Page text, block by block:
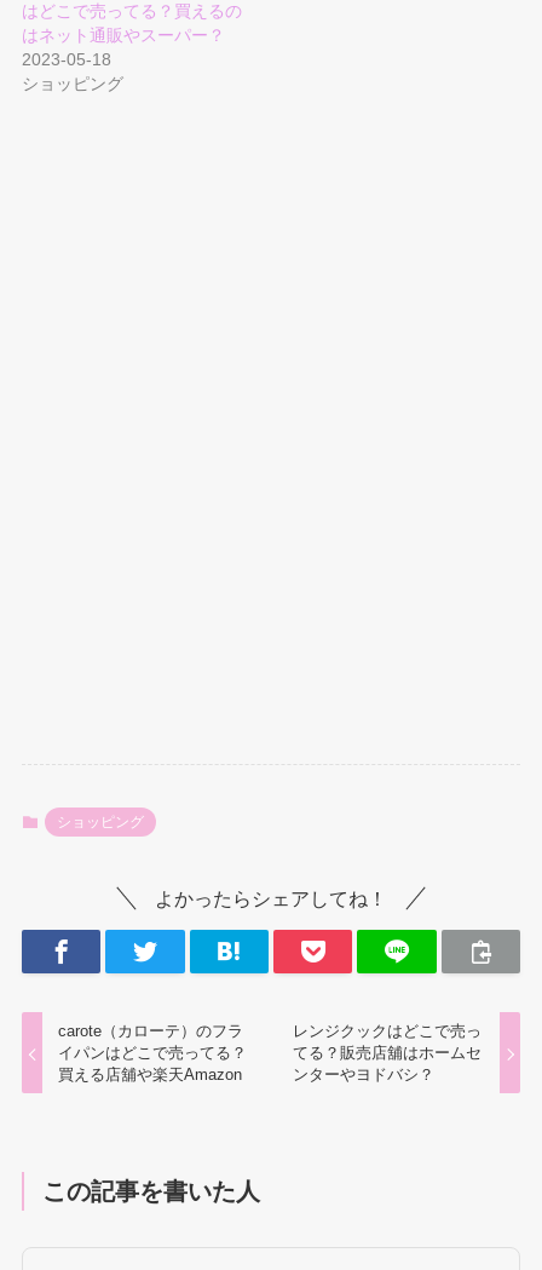
はどこで売ってる？買えるの
はネット通販やスーパー？
2023-05-18
ショッピング
ショッピング
よかったらシェアしてね！
carote（カローテ）のフラ
イパンはどこで売ってる？
買える店舖や楽天Amazon
レンジクックはどこで売っ
てる？販売店舖はホームセ
ンターやヨドバシ？
この記事を書いた人